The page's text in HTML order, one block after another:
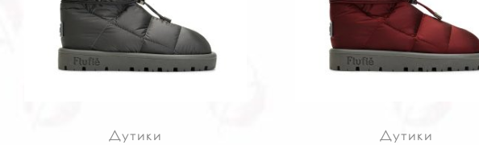
Дутики Дутики